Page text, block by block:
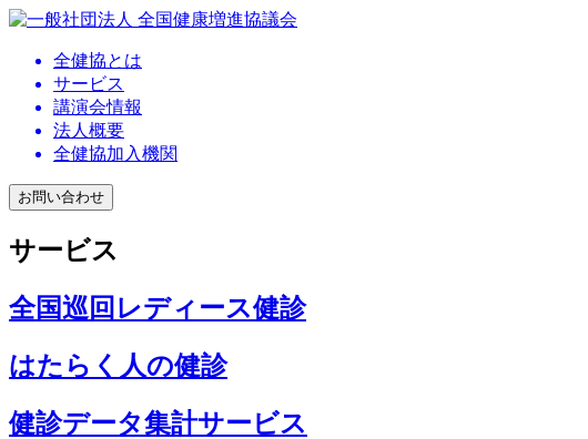
全健協とは
サービス
講演会情報
法人概要
全健協加入機関
お問い合わせ
サービス
全国巡回レディース健診
はたらく人の健診
健診データ集計サービス